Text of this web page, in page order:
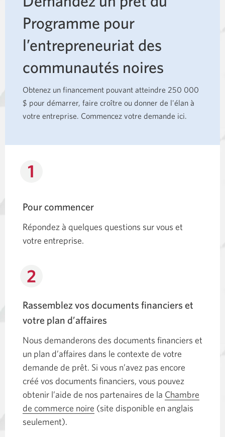
Programme pour
l’entrepreneuriat des
communautés noires
Obtenez un financement pouvant atteindre 250 000
$ pour démarrer, faire croître ou donner de l'élan à
votre entreprise. Commencez votre demande ici.
Pour commencer
Répondez à quelques questions sur vous et
votre entreprise.
Rassemblez vos documents financiers et
votre plan d’affaires
Nous demanderons des documents financiers et
un plan d’affaires dans le contexte de votre
demande de prêt. Si vous n’avez pas encore
créé vos documents financiers, vous pouvez
obtenir l’aide de nos partenaires de la Chambre
de commerce noire Disponible
(site disponible en anglais
seulement).